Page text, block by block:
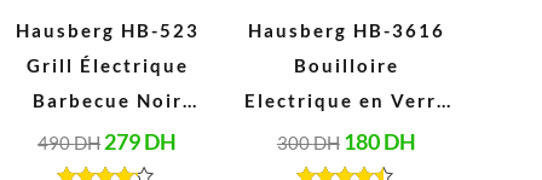
Hausberg HB-523
Grill Électrique
Barbecue Noir
(2000W, 230V,
50Hz)
490DH 279DH
Hausberg HB-3616
Bouilloire
Electrique en Verre
2 Litres, Arrêt
Automatique, Base
300DH 180DH